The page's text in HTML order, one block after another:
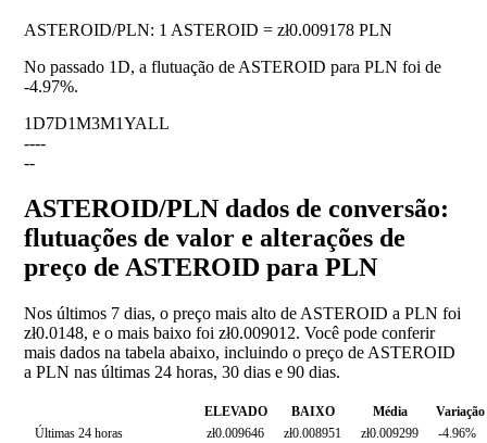
ASTEROID/PLN: 1 ASTEROID = zł0.009178 PLN
No passado 1D, a flutuação de ASTEROID para PLN foi de
-4.97%.
1D7D1M3M1YALL
----
--
ASTEROID/PLN dados de conversão:
flutuações de valor e alterações de
preço de ASTEROID para PLN
Nos últimos 7 dias, o preço mais alto de ASTEROID a PLN foi
zł0.0148, e o mais baixo foi zł0.009012. Você pode conferir
mais dados na tabela abaixo, incluindo o preço de ASTEROID
a PLN nas últimas 24 horas, 30 dias e 90 dias.
ELEVADO BAIXO Média
Variação
Últimas 24 horas
zł0.009646 zł0.008951 zł0.009299
-4.96%